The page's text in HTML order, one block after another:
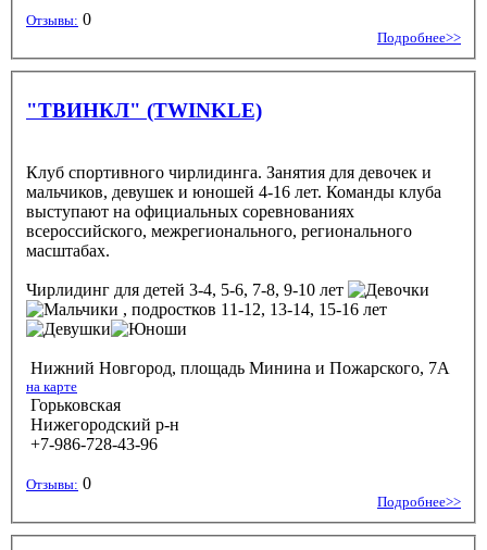
Отзывы: 0
Подробнее>>
"ТВИНКЛ" (TWINKLE)
Клуб спортивного чирлидинга. Занятия для девочек и
мальчиков, девушек и юношей 4-16 лет. Команды клуба
выступают на официальных соревнованиях
всероссийского, межрегионального, регионального
масштабах.
Чирлидинг для детей 3-4, 5-6, 7-8, 9-10 лет
, подростков 11-12, 13-14, 15-16 лет
Нижний Новгород, площадь Минина и Пожарского, 7А
на карте
Горьковская
Нижегородский р-н
+7-986-728-43-96
Отзывы: 0
Подробнее>>